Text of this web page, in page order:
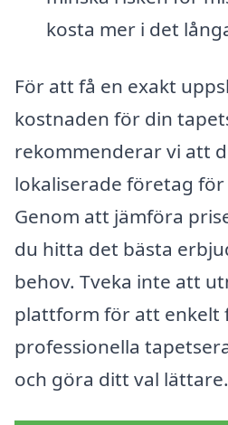
kosta mer i det
För att få en exakt
kostnaden för din
rekommenderar vi att
lokaliserade företag
Genom att jämföra
du hitta det bästa
behov. Tveka inte att
plattform för att enkelt
professionella
och göra ditt val lättare.